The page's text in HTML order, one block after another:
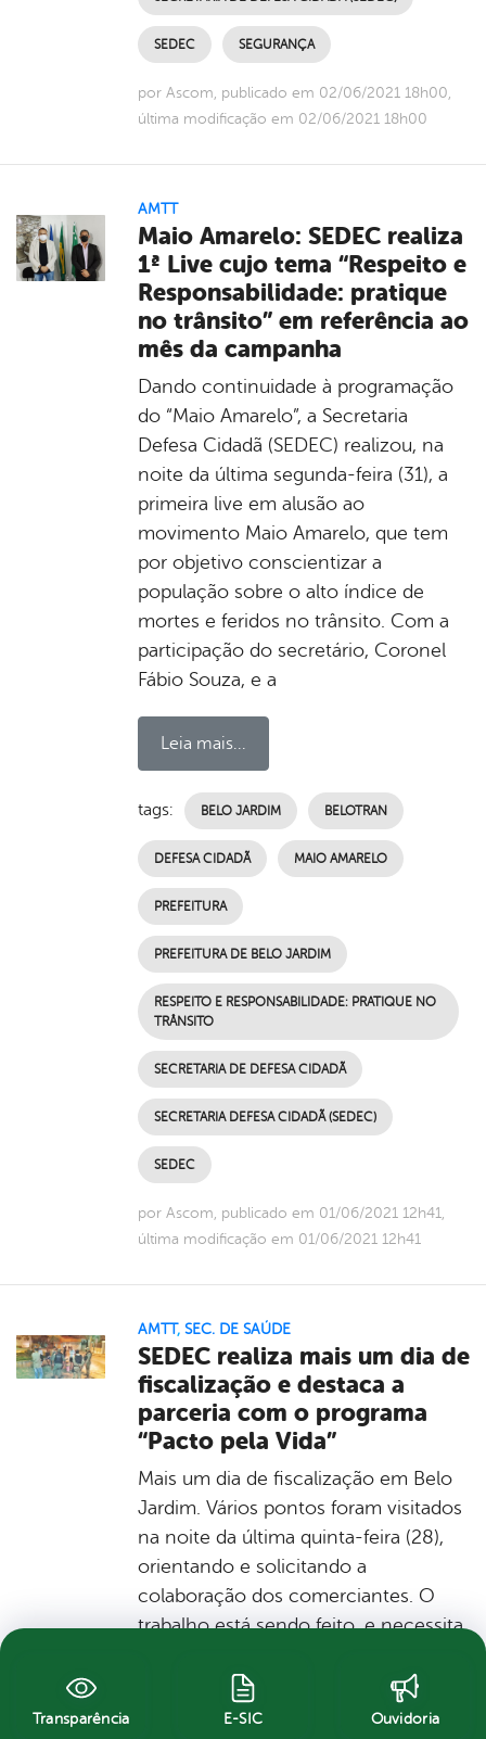
SEDEC SEGURANÇA
por Ascom, publicado em 02/06/2021 18h00,
última modificação em 02/06/2021 18h00
AMTT
Maio Amarelo: SEDEC realiza
1ª Live cujo tema “Respeito e
Responsabilidade: pratique
no trânsito” em referência ao
mês da campanha
Dando continuidade à programação
do “Maio Amarelo”, a Secretaria
Defesa Cidadã (SEDEC) realizou, na
noite da última segunda-feira (31), a
primeira live em alusão ao
movimento Maio Amarelo, que tem
por objetivo conscientizar a
população sobre o alto índice de
mortes e feridos no trânsito. Com a
participação do secretário, Coronel
Fábio Souza, e a
Leia mais...
tags: BELO JARDIM BELOTRAN
DEFESA CIDADÃ MAIO AMARELO
PREFEITURA
PREFEITURA DE BELO JARDIM
RESPEITO E RESPONSABILIDADE: PRATIQUE NO
TRÂNSITO
SECRETARIA DE DEFESA CIDADÃ
SECRETARIA DEFESA CIDADÃ (SEDEC)
SEDEC
por Ascom, publicado em 01/06/2021 12h41,
última modificação em 01/06/2021 12h41
AMTT, SEC. DE SAÚDE
SEDEC realiza mais um dia de
fiscalização e destaca a
parceria com o programa
“Pacto pela Vida”
Mais um dia de fiscalização em Belo
Jardim. Vários pontos foram visitados
na noite da última quinta-feira (28),
orientando e solicitando a
colaboração dos comerciantes. O
trabalho está sendo feito, e necessita
operação vai atuar durante toda a
semana até o dia 06 de junho, e com
Transparência E-SIC Ouvidoria